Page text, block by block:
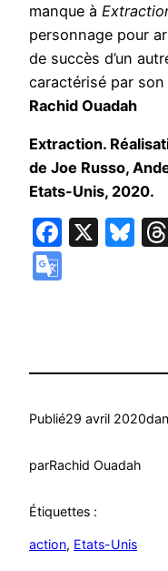
manque à
personnage pour
de succès d’un
caractérisé par son
Rachid Ouadah
Extraction.
de Joe Russo,
Etats-Unis, 2020.
X
Publié29 avril 2020
parRachid Ouadah
Étiquettes :
action, Etats-Unis